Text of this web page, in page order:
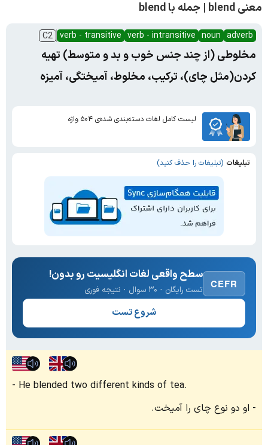
معنی blend | جمله با blend
adverb
noun
verb - intransitive
verb - transitive
C2
مخلوطی (از چند جنس خوب و بد و متوسط) تهیه
کردن(مثل چای)، ترکیب، مخلوط، آمیختگی، آمیزه
لیست کامل لغات دسته‌بندی شده‌ی ۵۰۴ واژه
تبلیغات (تبلیغات را حذف کنید)
CEFR
سطح واقعی لغات انگلیسیت رو بدون!
تست رایگان · ۳۰ سوال · نتیجه فوری
شروع تست
He blended two different kinds of tea.
او دو نوع چای را آمیخت.